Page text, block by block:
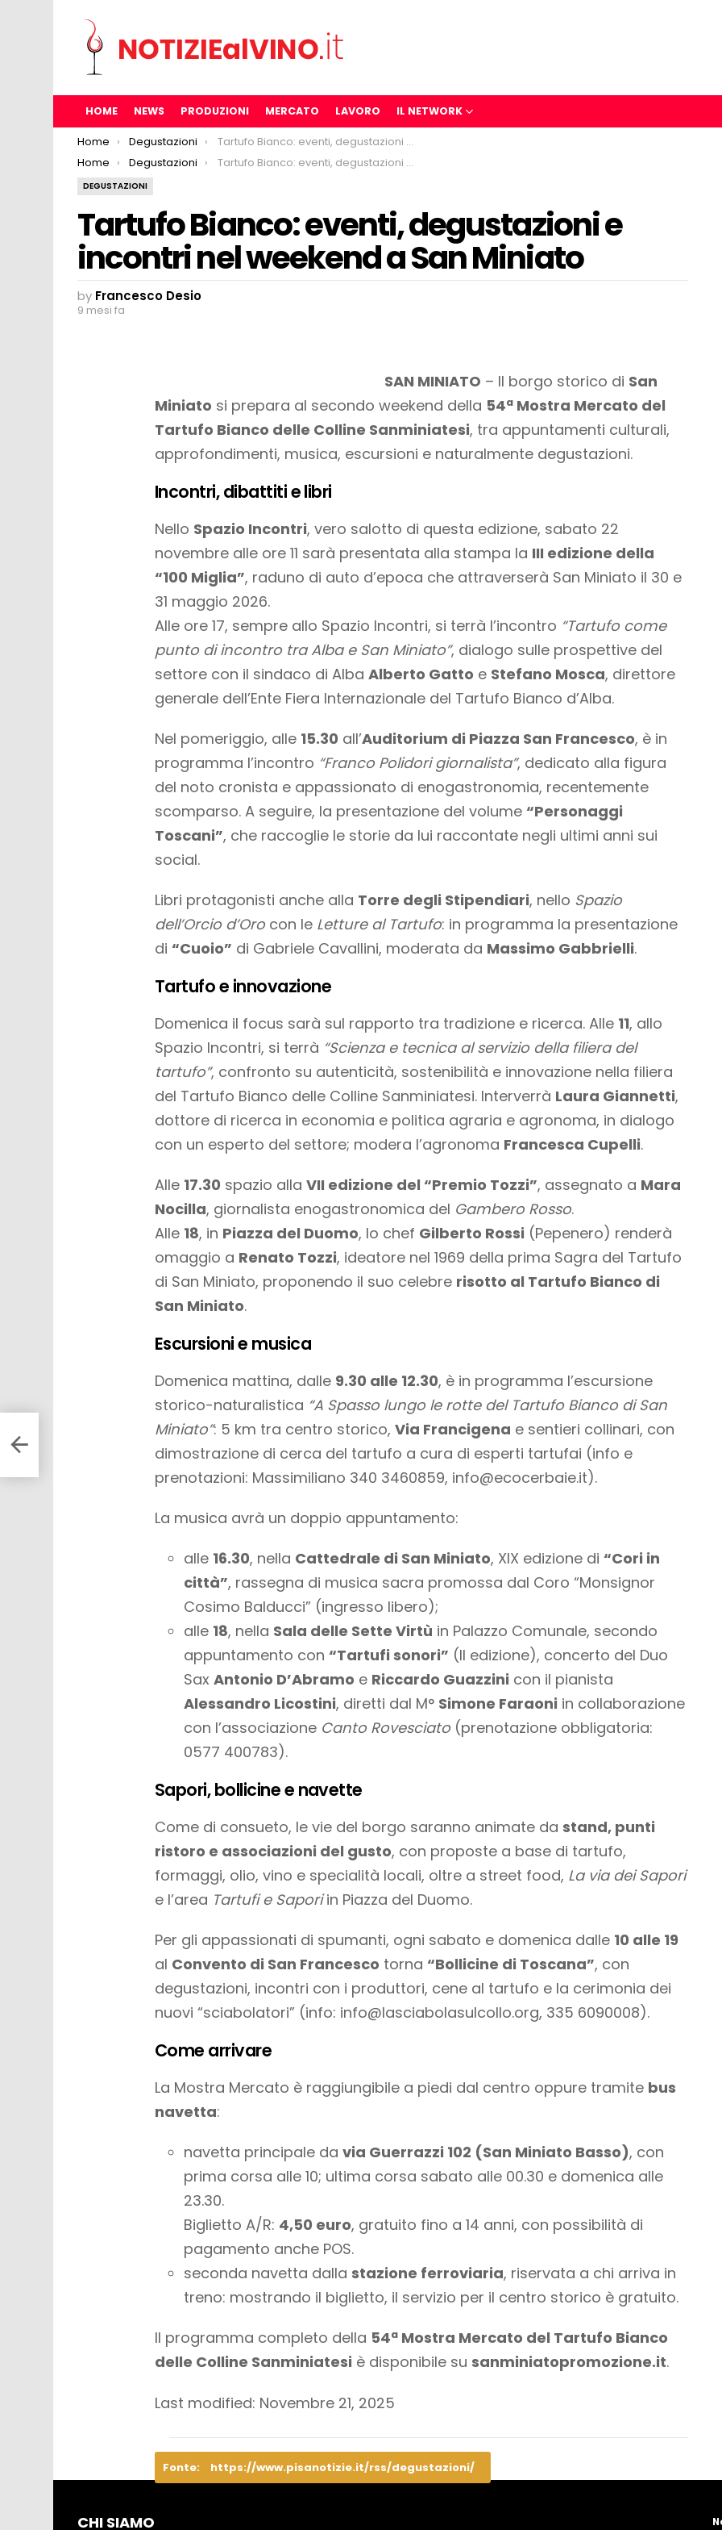
HOME NEWS PRODUZIONI MERCATO LAVORO IL NETWORK
You are here:
Home Degustazioni
Tartufo Bianco: eventi, degustazioni e incontri nel weekend a San Miniato
You are here:
Home Degustazioni Tartufo Bianco: eventi, degustazioni e incontri nel weekend a San Miniato
DEGUSTAZIONI
Tartufo Bianco: eventi, degustazioni e
incontri nel weekend a San Miniato
by Francesco Desio
9 mesi fa
SAN MINIATO – Il borgo storico di San
Miniato si prepara al secondo weekend della 54ª Mostra Mercato del
Tartufo Bianco delle Colline Sanminiatesi, tra appuntamenti culturali,
approfondimenti, musica, escursioni e naturalmente degustazioni.
Incontri, dibattiti e libri
Nello Spazio Incontri, vero salotto di questa edizione, sabato 22
novembre alle ore 11 sarà presentata alla stampa la III edizione della
“100 Miglia”, raduno di auto d’epoca che attraverserà San Miniato il 30 e
31 maggio 2026.
Alle ore 17, sempre allo Spazio Incontri, si terrà l’incontro “Tartufo come
punto di incontro tra Alba e San Miniato”, dialogo sulle prospettive del
settore con il sindaco di Alba Alberto Gatto e Stefano Mosca, direttore
generale dell’Ente Fiera Internazionale del Tartufo Bianco d’Alba.
Nel pomeriggio, alle 15.30 all’Auditorium di Piazza San Francesco, è in
programma l’incontro “Franco Polidori giornalista”, dedicato alla figura
del noto cronista e appassionato di enogastronomia, recentemente
scomparso. A seguire, la presentazione del volume “Personaggi
Toscani”, che raccoglie le storie da lui raccontate negli ultimi anni sui
social.
Libri protagonisti anche alla Torre degli Stipendiari, nello Spazio
dell’Orcio d’Oro con le Letture al Tartufo: in programma la presentazione
di “Cuoio” di Gabriele Cavallini, moderata da Massimo Gabbrielli.
Tartufo e innovazione
Domenica il focus sarà sul rapporto tra tradizione e ricerca. Alle 11, allo
Spazio Incontri, si terrà “Scienza e tecnica al servizio della filiera del
tartufo”, confronto su autenticità, sostenibilità e innovazione nella filiera
del Tartufo Bianco delle Colline Sanminiatesi. Interverrà Laura Giannetti,
dottore di ricerca in economia e politica agraria e agronoma, in dialogo
con un esperto del settore; modera l’agronoma Francesca Cupelli.
Alle 17.30 spazio alla VII edizione del “Premio Tozzi”, assegnato a Mara
Nocilla, giornalista enogastronomica del Gambero Rosso.
Alle 18, in Piazza del Duomo, lo chef Gilberto Rossi (Pepenero) renderà
omaggio a Renato Tozzi, ideatore nel 1969 della prima Sagra del Tartufo
di San Miniato, proponendo il suo celebre risotto al Tartufo Bianco di
San Miniato.
Escursioni e musica
Domenica mattina, dalle 9.30 alle 12.30, è in programma l’escursione
storico-naturalistica “A Spasso lungo le rotte del Tartufo Bianco di San
Miniato”: 5 km tra centro storico, Via Francigena e sentieri collinari, con
dimostrazione di cerca del tartufo a cura di esperti tartufai (info e
prenotazioni: Massimiliano 340 3460859, info@ecocerbaie.it).
La musica avrà un doppio appuntamento:
alle 16.30, nella Cattedrale di San Miniato, XIX edizione di “Cori in
città”, rassegna di musica sacra promossa dal Coro “Monsignor
Cosimo Balducci” (ingresso libero);
alle 18, nella Sala delle Sette Virtù in Palazzo Comunale, secondo
appuntamento con “Tartufi sonori” (II edizione), concerto del Duo
Sax Antonio D’Abramo e Riccardo Guazzini con il pianista
Alessandro Licostini, diretti dal M° Simone Faraoni in collaborazione
con l’associazione Canto Rovesciato (prenotazione obbligatoria:
0577 400783).
Sapori, bollicine e navette
Come di consueto, le vie del borgo saranno animate da stand, punti
ristoro e associazioni del gusto, con proposte a base di tartufo,
formaggi, olio, vino e specialità locali, oltre a street food, La via dei Sapori
e l’area Tartufi e Saporiin Piazza del Duomo.
Per gli appassionati di spumanti, ogni sabato e domenica dalle 10 alle 19
al Convento di San Francesco torna “Bollicine di Toscana”, con
degustazioni, incontri con i produttori, cene al tartufo e la cerimonia dei
nuovi “sciabolatori” (info: info@lasciabolasulcollo.org, 335 6090008).
Come arrivare
La Mostra Mercato è raggiungibile a piedi dal centro oppure tramite bus
navetta:
navetta principale da via Guerrazzi 102 (San Miniato Basso), con
prima corsa alle 10; ultima corsa sabato alle 00.30 e domenica alle
23.30.
Biglietto A/R: 4,50 euro, gratuito fino a 14 anni, con possibilità di
pagamento anche POS.
seconda navetta dalla stazione ferroviaria, riservata a chi arriva in
treno: mostrando il biglietto, il servizio per il centro storico è gratuito.
Il programma completo della 54ª Mostra Mercato del Tartufo Bianco
delle Colline Sanminiatesi è disponibile su sanminiatopromozione.it.
Last modified: Novembre 21, 2025
Fonte: https://www.pisanotizie.it/rss/degustazioni/
e
CHI SIAMO